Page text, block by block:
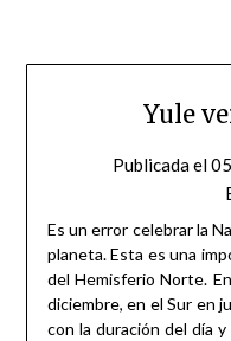
Yule
Publicada el
Es un error celebrar la
planeta. Esta es una
del Hemisferio Norte.
diciembre, en el Sur en
con la duración del día